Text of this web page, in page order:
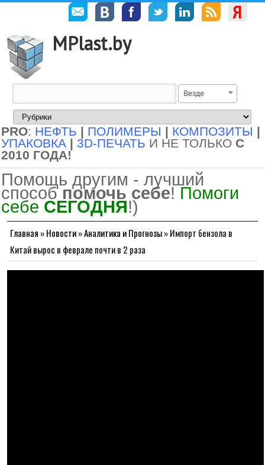
MPlast.by
Везде
PRO: НЕФТЬ | ПОЛИМЕРЫ | КОМПОЗИТЫ |
УПАКОВКА | 3D-ПЕЧАТЬ И НЕ ТОЛЬКО С
2010 ГОДА!
Помощь другим - лучший
способ помочь себе! Помоги
себе СЕГОДНЯ!)
Главная »Новости»Аналитика и Прогнозы»Импорт бензола в
Китай вырос в феврале почти в 2 раза